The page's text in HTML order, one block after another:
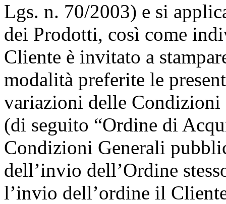
Lgs. n. 70/2003) e si
dei Prodotti, così come
Cliente è invitato a
modalità preferite le
variazioni delle Condizioni
(di seguito “Ordine di
Condizioni Generali
dell’invio dell’Ordine
l’invio dell’ordine il